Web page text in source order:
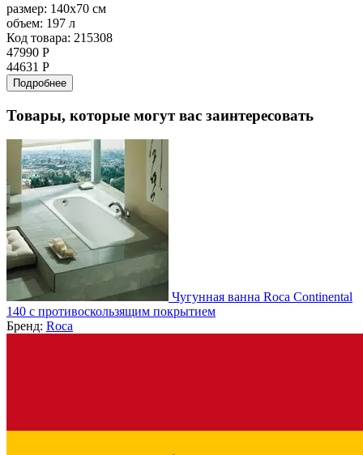
размер: 140x70 см
объем: 197 л
Код товара: 215308
47990 Р
44631 Р
Подробнее
Товары, которые могут вас заинтересовать
Чугунная ванна Roca Continental
140 с противоскользящим покрытием
Бренд: Roca